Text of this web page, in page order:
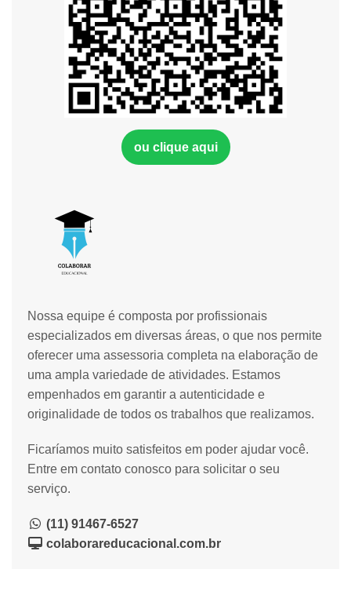
Nossa equipe é composta por profissionais
especializados em diversas áreas, o que nos permite
oferecer uma assessoria completa na elaboração de
uma ampla variedade de atividades. Estamos
empenhados em garantir a autenticidade e
originalidade de todos os trabalhos que realizamos.
Ficaríamos muito satisfeitos em poder ajudar você.
Entre em contato conosco para solicitar o seu
serviço.
(11) 91467-6527
colaborareducacional.com.br
ou clique aqui